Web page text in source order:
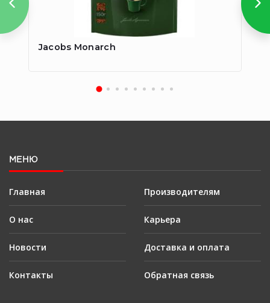
Jacobs Monarch
МЕНЮ
Главная
О нас
Новости
Контакты
Производителям
Карьера
Доставка и оплата
Обратная связь